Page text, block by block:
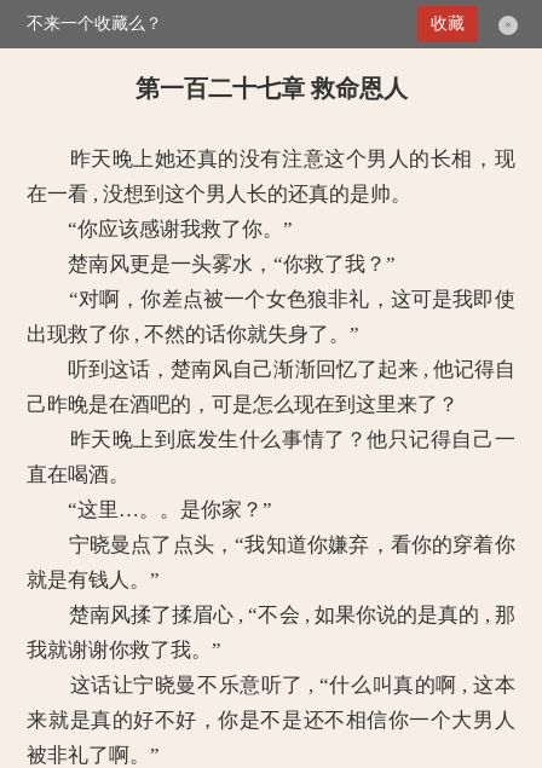
>惹爱成婚：契约老公甜蜜蜜 第一百二十七章 救命恩人
第一百二十七章 救命恩人
昨天晚上她还真的没有注意这个男人的长相，现
在一看 , 没想到这个男人长的还真的是帅。
“你应该感谢我救了你。”
楚南风更是一头雾水，“你救了我？”
“对啊，你差点被一个女色狼非礼，这可是我即使
出现救了你 , 不然的话你就失身了。”
听到这话，楚南风自己渐渐回忆了起来 , 他记得自
己昨晚是在酒吧的，可是怎么现在到这里来了？
昨天晚上到底发生什么事情了？他只记得自己一
直在喝酒。
“这里…。。是你家？”
宁晓曼点了点头，“我知道你嫌弃，看你的穿着你
就是有钱人。”
楚南风揉了揉眉心 , “不会 , 如果你说的是真的 , 那
我就谢谢你救了我。”
这话让宁晓曼不乐意听了 , “什么叫真的啊 , 这本
来就是真的好不好，你是不是还不相信你一个大男人
被非礼了啊。”
不来一个收藏么？ ×
收藏